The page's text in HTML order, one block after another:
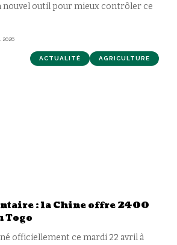
nouvel outil pour mieux contrôler ce
2026
ACTUALITÉ AGRICULTURE
: la Chine offre 2400
Togo
officiellement ce mardi 22 avril à